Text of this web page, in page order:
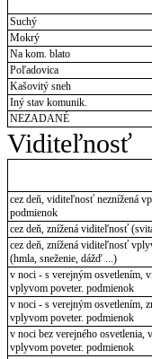
Suchý
Mokrý
Na kom. blato
Poľadovica
Kašovitý sneh
Iný stav komunik.
NEZADANÉ
Viditeľnosť
cez deň, viditeľnosť neznížená
podmienok
cez deň, znížená viditeľnosť
cez deň, znížená viditeľnosť
(hmla, sneženie, dážď ...)
v noci - s verejným osvetlením,
vplyvom poveter. podmienok
v noci - s verejným osvetlením,
vplyvom poveter. podmienok
v noci bez verejného osvetlenia,
vplyvom poveter. podmienok